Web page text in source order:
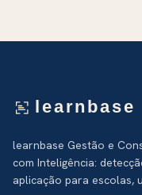
learnbase
learnbase Gestão e
com Inteligência:
aplicação para escolas,